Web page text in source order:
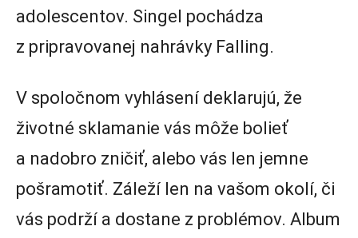
adolescentov. Singel pochádza
z pripravovanej nahrávky Falling.
V spoločnom vyhlásení deklarujú, že
životné sklamanie vás môže bolieť
a nadobro zničiť, alebo vás len jemne
pošramotiť. Záleží len na vašom okolí, či
vás podrží a dostane z problémov. Album